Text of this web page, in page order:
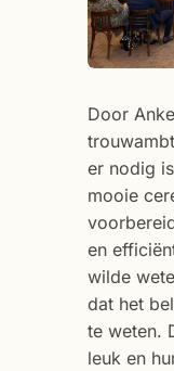
Door
er nodig
mooie
en
wilde
dat het
te weten.
leuk en